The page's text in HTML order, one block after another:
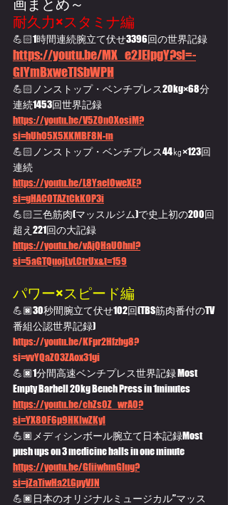
耐久力×スタミナ編
💪🏻1時間連続腕立て伏せ3396回の世界記録
https://youtu.be/MX_e2JEipgY?si=-
GlYmBxweTISbWPH
💪🏻ノンストップ・ベンチプレス20kg×68分
連続1453回世界記録
https://youtu.be/V5ZOn0XosiM?
si=hUhO5X5XKMBF8N-m
💪🏻ノンストップ・ベンチプレス44㎏×123回
連続
https://youtu.be/L8YaelOweXE?
si=gHACOTAZtCkKOP3i
💪🏻三色筋肉(マッスルジム)で史上初の200回
超え221回の大記録
https://youtu.be/vAjQHaUOhnI?
si=5aGTQuojLvLCtrUx&t=159
パワー×スピード編
💪🏿30秒間腕立て伏せ102回(TBS筋肉番付のTV
番組公認世界記録)
https://youtu.be/KFpr2Hfzbg8?
si=vvYQaZ03ZAox31gi
💪🏿1分間高速ベンチプレス世界記録 Most
Empty Barbell 20kg Bench Press in 1minutes
https://youtu.be/cbZs0Z_wrA0?
si=YX80F6p9HKlwZKyl
💪🏿メディシンボール腕立て日本記録Most
push ups on 3 medicine balls in one minute
https://youtu.be/GfiiwbmGIug?
si=jZaTiwHa2LGpyVJN
💪🏿日本のオリジナルミュージカル”マッス